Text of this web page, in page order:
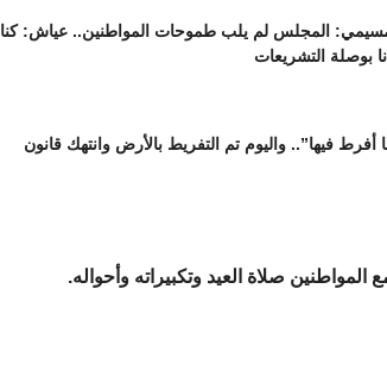
المجلس لم يلب طموحات المواطنين.. عياش: كنا
بوصلة التشريعات
فيها”.. واليوم تم التفريط بالأرض وانتهك قانون
المواطنين صلاة العيد وتكبيراته وأحواله.